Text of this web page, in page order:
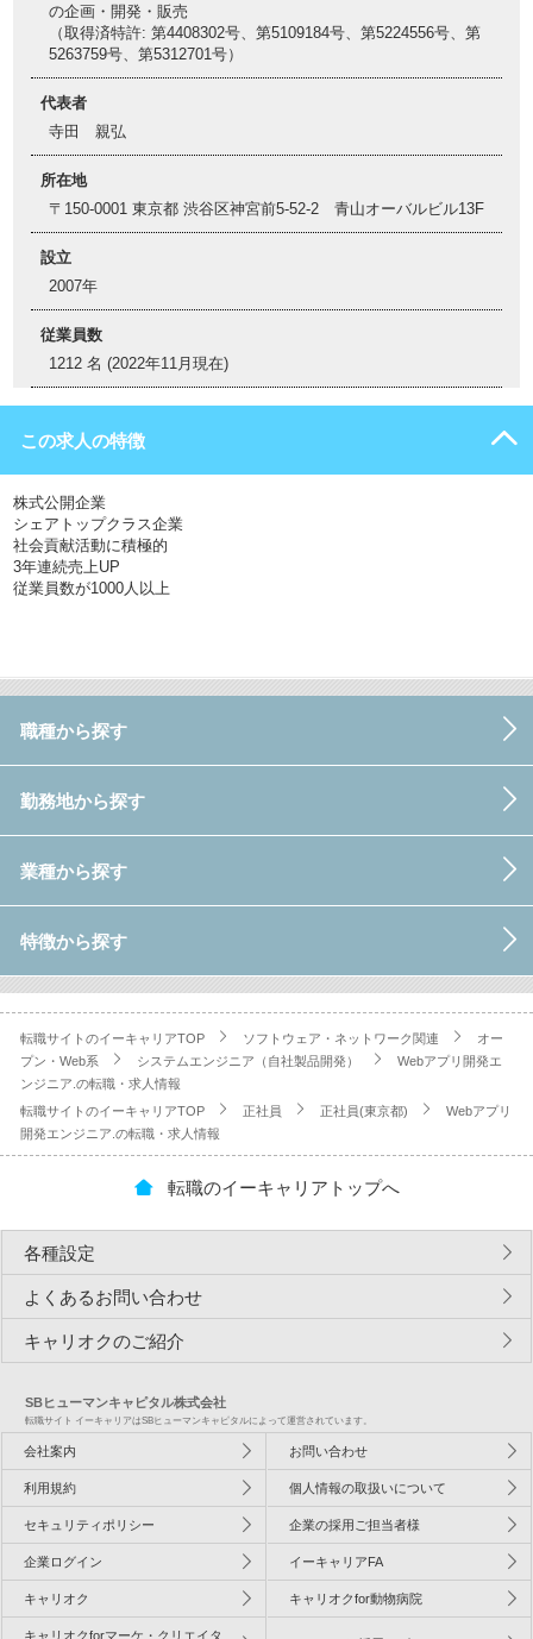
の企画・開発・販売
（取得済特許: 第4408302号、第5109184号、第5224556号、第
5263759号、第5312701号）
代表者
寺田 親弘
所在地
〒150-0001 東京都 渋谷区神宮前5-52-2 青山オーバルビル13F
設立
2007年
従業員数
1212 名 (2022年11月現在)
この求人の特徴
株式公開企業
シェアトップクラス企業
社会貢献活動に積極的
3年連続売上UP
従業員数が1000人以上
職種から探す
勤務地から探す
業種から探す
特徴から探す
転職サイトのイーキャリアTOP ソフトウェア・ネットワーク関連
オー
プン・Web系
システムエンジニア（自社製品開発）
Webアプリ開発エ
ンジニア.の転職・求人情報
転職サイトのイーキャリアTOP
正社員 正社員(東京都)
Webアプリ
開発エンジニア.の転職・求人情報
転職のイーキャリアトップへ
各種設定
よくあるお問い合わせ
キャリオクのご紹介
SBヒューマンキャピタル株式会社
転職サイト イーキャリアはSBヒューマンキャピタルによって運営されています。
会社案内 お問い合わせ
利用規約 個人情報の取扱いについて
セキュリティポリシー 企業の採用ご担当者様
企業ログイン イーキャリアFA
キャリオク キャリオクfor動物病院
キャリオクforマーケ・クリエイタ